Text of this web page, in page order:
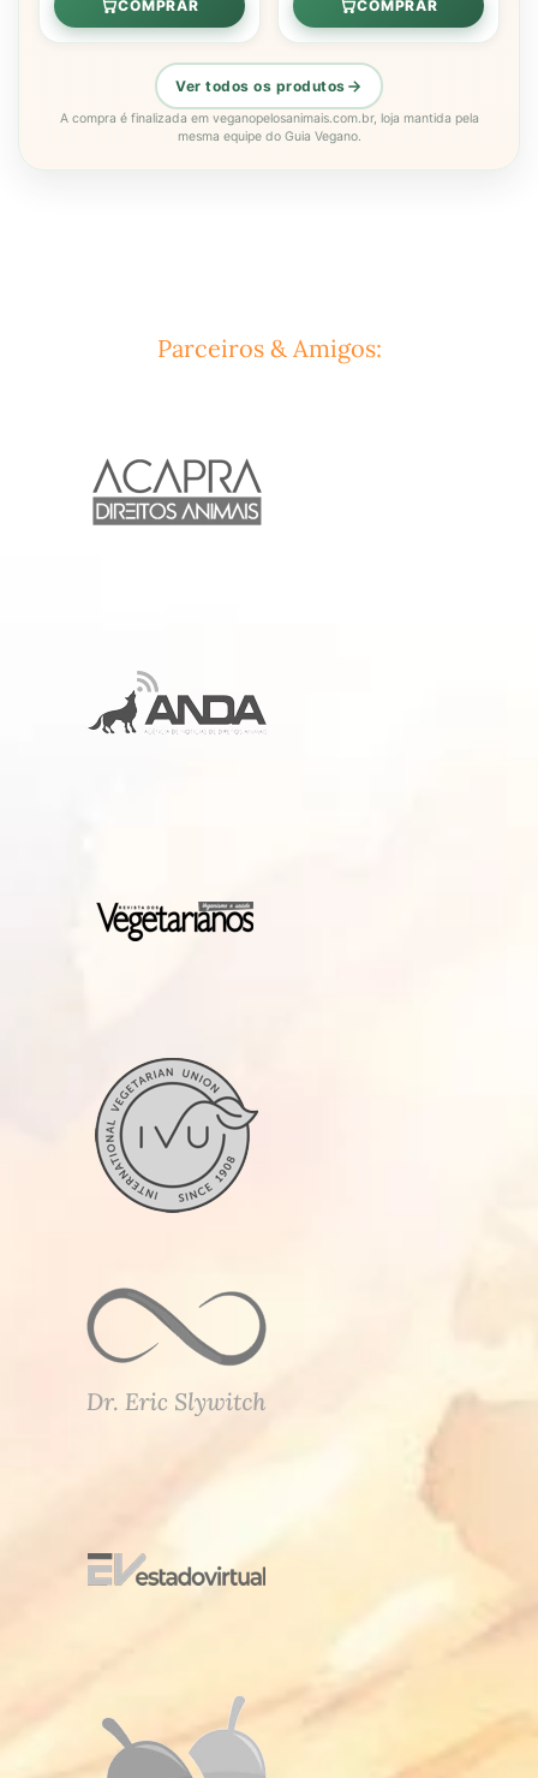
COMPRAR COMPRAR
Ver todos os produtos
A compra é finalizada em veganopelosanimais.com.br, loja mantida pela
mesma equipe do Guia Vegano.
Parceiros & Amigos: